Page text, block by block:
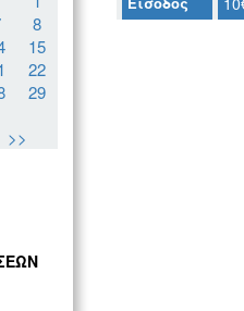
8
15
22
29
>>